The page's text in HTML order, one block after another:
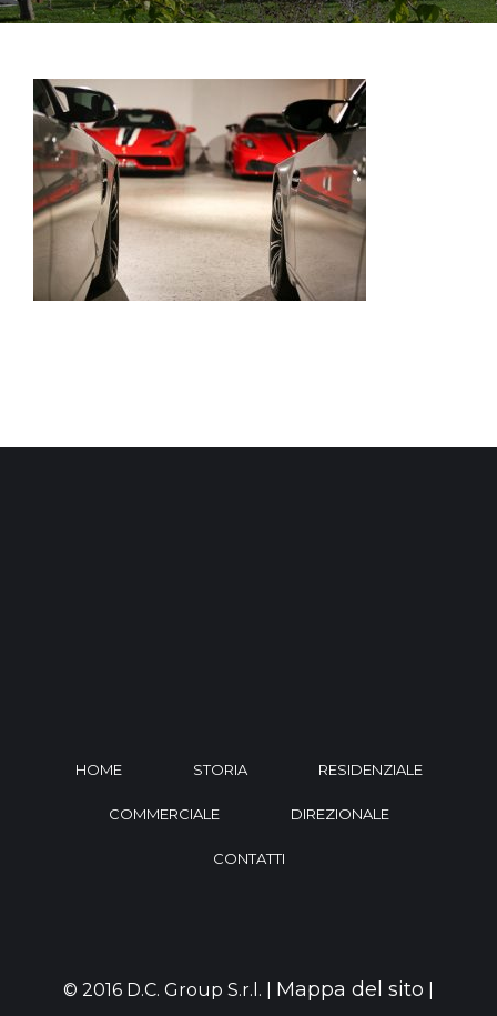
HOME STORIA RESIDENZIALE
COMMERCIALE DIREZIONALE
CONTATTI
© 2016 D.C. Group S.r.l. | Mappa del sito